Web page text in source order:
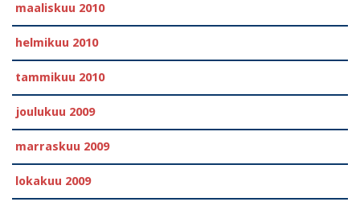
maaliskuu 2010
helmikuu 2010
tammikuu 2010
joulukuu 2009
marraskuu 2009
lokakuu 2009